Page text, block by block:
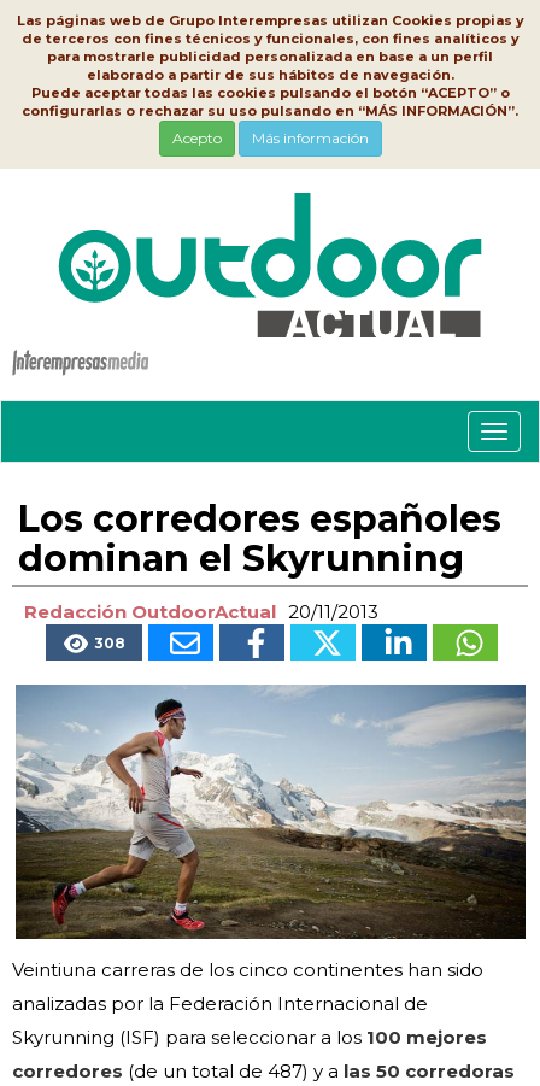
Las páginas web de Grupo Interempresas utilizan Cookies propias y
de terceros con fines técnicos y funcionales, con fines analíticos y
para mostrarle publicidad personalizada en base a un perfil
elaborado a partir de sus hábitos de navegación.
Puede aceptar todas las cookies pulsando el botón “ACEPTO” o
configurarlas o rechazar su uso pulsando en “MÁS INFORMACIÓN”.
Acepto Más información
Los corredores españoles
dominan el Skyrunning
Redacción OutdoorActual 20/11/2013
308
Veintiuna carreras de los cinco continentes han sido
analizadas por la Federación Internacional de
Skyrunning (ISF) para seleccionar a los 100 mejores
corredores (de un total de 487) y a las 50 corredoras